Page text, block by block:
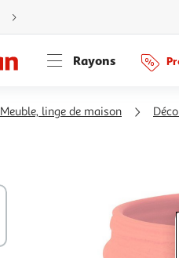
Rayons
Meuble, linge de maison